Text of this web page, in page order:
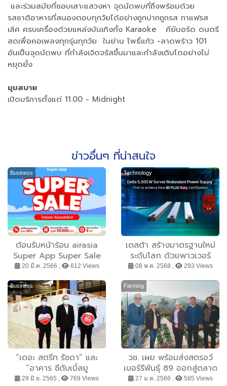
และร่วมสมัยที่ชอบเสาะแสวงหา จุดนัดพบที่ถึงพร้อมด้วย
รสชาติอาหารที่สนองตอบทุกวัยได้อย่างถูกปากถูกรส กาแฟรส
เลิศ ครบเครื่องด้วยแหล่งบันเทิงทั้ง Karaoke คีย์บอร์ด ดนตรี
สดเพื่อคอเพลงทุกรุ่นทุกวัย ในย่าน โพธิ์แก้ว -ลาดพร้าว 101
อันเป็นจุดนัดพบ ที่กำลังเจิดจรัสขึ้นมาและกำลังเติบโตอย่างไม่
หยุดยั้ง
มุมสบาย
เปิดบริการตั้งแต่ 11.00 - Midnight
ข่าวอื่นๆ ที่น่าสนใจ
Business
ต้อนรับหน้าร้อน airasia
Super App Super Sale
ลดหนัก SUPER SUMMER
เดือด! แจกจุกประจำเดือน
มีนาคม
20 มี.ค. 2566 , 612 Views
Technology
เดลต้า สร้างมาตรฐานใหม่
ระดับโลก ด้วยพาวเวอร์
ซัพพลายเซิร์ฟเวอร์ ขนาด
80 PLUS® Ruby ผลิตจาก
ประเทศไทย
08 พ.ค. 2568 , 293 Views
Business
“เดอะ สตรีท รัชดา” และ
“อาคาร ซีดับเบิ้ลยู
ทาวเวอร์” ส่งมอบโลหิตให้
29 มิ.ย. 2565 , 769 Views
Farming
วช. เผย พร้อมส่งสตรอว์
เบอร์รีพันธุ์ 89 ออกสู่ตลาด
ปีหน้า
27 ม.ค. 2566 , 585 Views